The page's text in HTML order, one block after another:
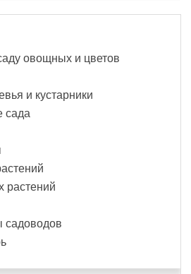
овощных и цветов
и кустарники
сада
растений
садоводов